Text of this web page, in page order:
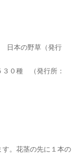
日本の野草（発行
０種 （発行所：
。花茎の先に１本の